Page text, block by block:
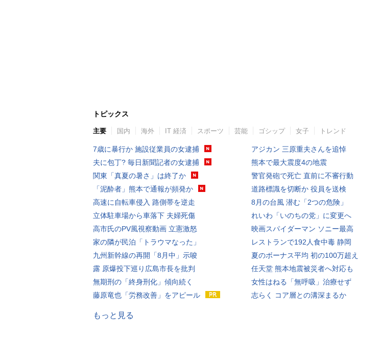
トピックス
主要 国内 海外 IT 経済 スポーツ 芸能 ゴシップ 女子 トレンド
7歳に暴行か 施設従業員の女逮捕
夫に包丁? 毎日新聞記者の女逮捕
関東「真夏の暑さ」は終了か
「泥酔者」熊本で通報が頻発か
高速に自転車侵入 路側帯を逆走
立体駐車場から車落下 夫婦死傷
高市氏のPV風視察動画 立憲激怒
家の隣が民泊「トラウマなった」
九州新幹線の再開「8月中」示唆
露 原爆投下巡り広島市長を批判
無期刑の「終身刑化」傾向続く
藤原竜也「労務改善」をアピール
アジカン 三原重夫さんを追悼
熊本で最大震度4の地震
警官発砲で死亡 直前に不審行動
道路標識を切断か 役員を送検
8月の台風 潜む「2つの危険」
れいわ「いのちの党」に変更へ
映画スパイダーマン ソニー最高
レストランで192人食中毒 静岡
夏のボーナス平均 初の100万超え
任天堂 熊本地震被災者へ対応も
女性はねる「無呼吸」治療せず
志らく コア層との溝深まるか
もっと見る